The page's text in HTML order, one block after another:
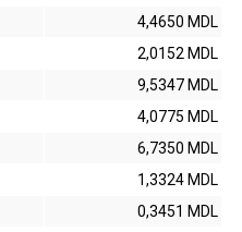
4,4650 MDL
2,0152 MDL
9,5347 MDL
4,0775 MDL
6,7350 MDL
1,3324 MDL
0,3451 MDL